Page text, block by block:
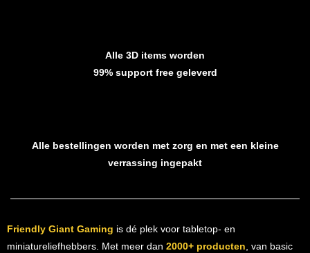
Alle 3D items worden
99% support free geleverd
Alle bestellingen worden met zorg en met een kleine
verrassing ingepakt
Friendly Giant Gaming is dé plek voor tabletop- en
miniatureliefhebbers. Met meer dan 2000+ producten , van basic